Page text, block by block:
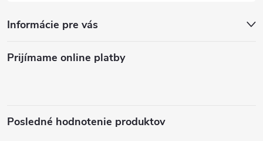
Informácie pre vás
Prijímame online platby
Posledné hodnotenie produktov